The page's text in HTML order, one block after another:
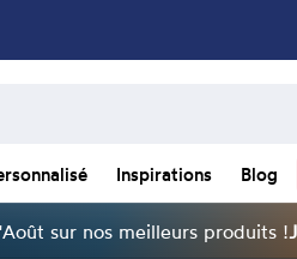
Inspirations Blog
sur nos meilleurs produits !